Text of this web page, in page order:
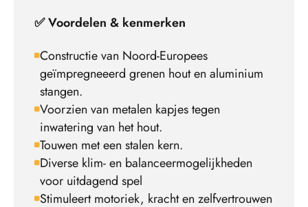
✅ Voordelen & kenmerken
Constructie van Noord-Europees
geïmpregneeerd grenen hout en aluminium
stangen.
Voorzien van metalen kapjes tegen
inwatering van het hout.
Touwen met een stalen kern.
Diverse klim- en balanceermogelijkheden
voor uitdagend spel
Stimuleert motoriek, kracht en zelfvertrouwen